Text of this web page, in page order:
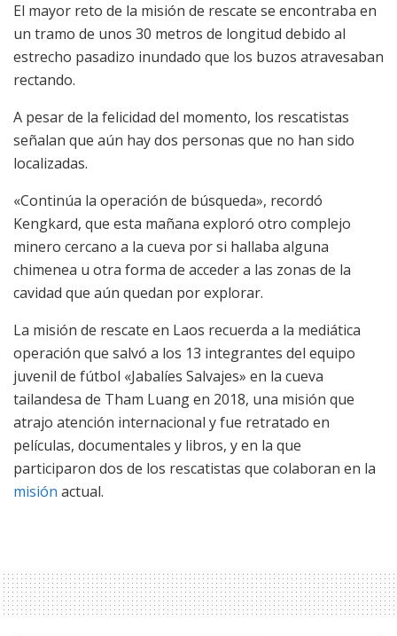
El mayor reto de la misión de rescate se encontraba en
un tramo de unos 30 metros de longitud debido al
estrecho pasadizo inundado que los buzos atravesaban
rectando.
A pesar de la felicidad del momento, los rescatistas
señalan que aún hay dos personas que no han sido
localizadas.
«Continúa la operación de búsqueda», recordó
Kengkard, que esta mañana exploró otro complejo
minero cercano a la cueva por si hallaba alguna
chimenea u otra forma de acceder a las zonas de la
cavidad que aún quedan por explorar.
La misión de rescate en Laos recuerda a la mediática
operación que salvó a los 13 integrantes del equipo
juvenil de fútbol «Jabalíes Salvajes» en la cueva
tailandesa de Tham Luang en 2018, una misión que
atrajo atención internacional y fue retratado en
películas, documentales y libros, y en la que
participaron dos de los rescatistas que colaboran en la
misión actual.